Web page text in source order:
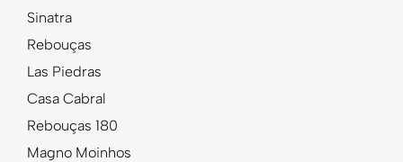
Sinatra
Rebouças
Las Piedras
Casa Cabral
Rebouças 180
Magno Moinhos